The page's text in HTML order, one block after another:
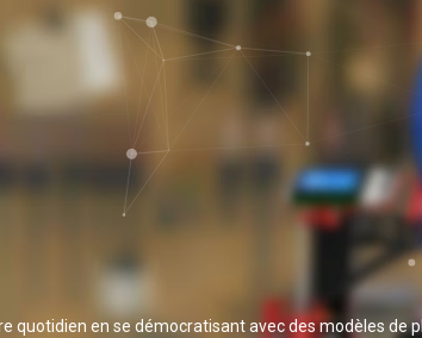
en se démocratisant avec des modèles de